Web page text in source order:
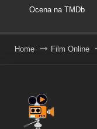
Ocena na TMDb
Home Film Online